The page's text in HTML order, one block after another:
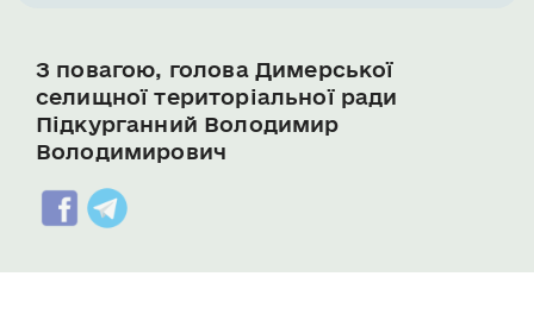
З повагою, голова Димерської
селищної територіальної ради
Підкурганний Володимир
Володимирович